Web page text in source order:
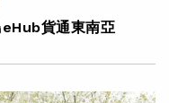
貨通東南亞